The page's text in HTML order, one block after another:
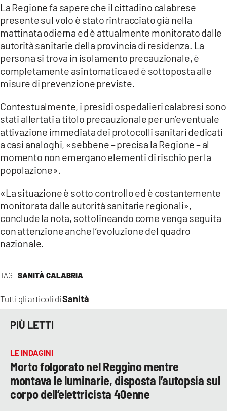
TAG SANITÀ CALABRIA
Tutti gli articoli diSanità
La Regione fa sapere che il cittadino calabrese
presente sul volo è stato rintracciato già nella
mattinata odierna ed è attualmente monitorato dalle
autorità sanitarie della provincia di residenza. La
persona si trova in isolamento precauzionale, è
completamente asintomatica ed è sottoposta alle
misure di prevenzione previste.
Contestualmente, i presidi ospedalieri calabresi sono
stati allertati a titolo precauzionale per un’eventuale
attivazione immediata dei protocolli sanitari dedicati
a casi analoghi, «sebbene – precisa la Regione – al
momento non emergano elementi di rischio per la
popolazione».
«La situazione è sotto controllo ed è costantemente
monitorata dalle autorità sanitarie regionali»,
conclude la nota, sottolineando come venga seguita
con attenzione anche l’evoluzione del quadro
nazionale.
PIÙ LETTI
LE INDAGINI
Morto folgorato nel Reggino mentre
montava le luminarie, disposta l’autopsia sul
corpo dell’elettricista 40enne